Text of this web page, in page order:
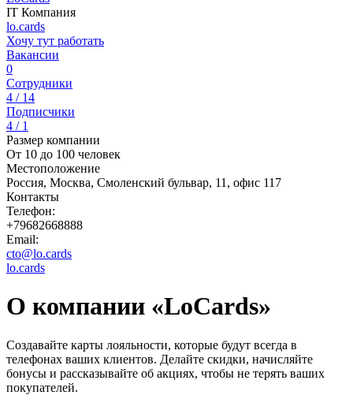
IT Компания
lo.cards
Хочу тут работать
Вакансии
0
Сотрудники
4 / 14
Подписчики
4 / 1
Размер компании
От 10 до 100 человек
Местоположение
Россия, Москва, Смоленский бульвар, 11, офис 117
Контакты
Телефон:
+79682668888
Email:
cto@lo.cards
lo.cards
О компании «LoCards»
Создавайте карты лояльности, которые будут всегда в
телефонах ваших клиентов. Делайте скидки, начисляйте
бонусы и рассказывайте об акциях, чтобы не терять ваших
покупателей.